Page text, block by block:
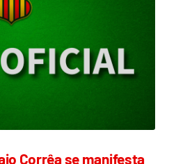
Corrêa se manifesta